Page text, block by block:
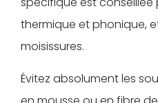
thermique et phonique,
moisissures.
Évitez absolument les